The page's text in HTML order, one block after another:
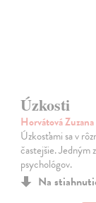
Úzkosti
Horvátová Zuzana
Úzkosťami sa v
častejšie. Jedným
psychológov.
Na